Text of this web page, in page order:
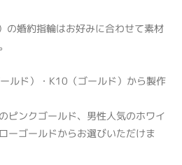
の婚約指輪はお好みに合わせて素材
ルド）・K10（ゴールド）から製作
ピンクゴールド、男性人気のホワイ
ーゴールドからお選びいただけま